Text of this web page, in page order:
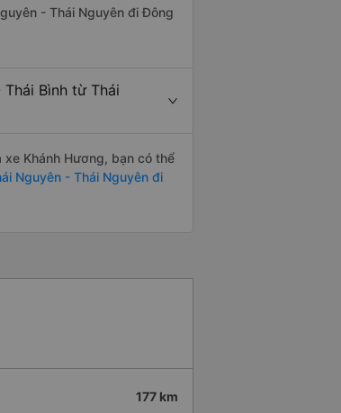
- Thái Nguyên đi Đông
Bình từ Thái
Khánh Hương, bạn có thể
Nguyên - Thái Nguyên đi
177 km